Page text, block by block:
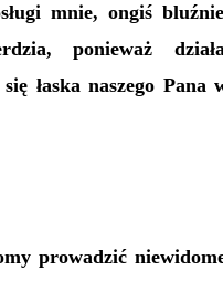
mnie, ongiś
ponieważ
łaska naszego Pana
prowadzić